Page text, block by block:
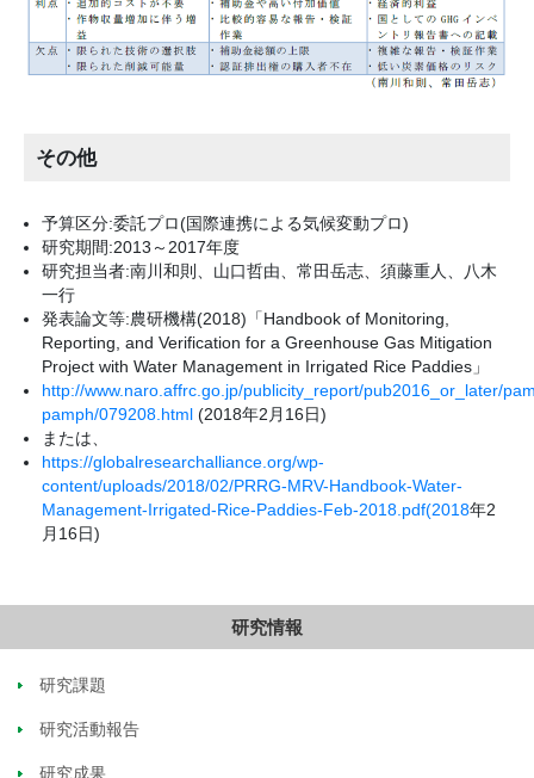
その他
予算区分:委託プロ(国際連携による気候変動プロ)
研究期間:2013～2017年度
研究担当者:南川和則、山口哲由、常田岳志、須藤重人、八木
一行
発表論文等:農研機構(2018)「Handbook of Monitoring,
Reporting, and Verification for a Greenhouse Gas Mitigation
Project with Water Management in Irrigated Rice Paddies」
http://www.naro.affrc.go.jp/publicity_report/pub2016_or_later/
pamph/079208.html (2018年2月16日)
または、
https://globalresearchalliance.org/wp-
content/uploads/2018/02/PRRG-MRV-Handbook-Water-
Management-Irrigated-Rice-Paddies-Feb-2018.pdf(2018年2
月16日)
研究情報
研究課題
研究活動報告
研究成果